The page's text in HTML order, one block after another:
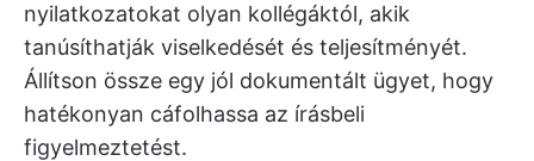
nyilatkozatokat olyan kollégáktól, akik
tanúsíthatják viselkedését és teljesítményét.
Állítson össze egy jól dokumentált ügyet, hogy
hatékonyan cáfolhassa az írásbeli
figyelmeztetést.